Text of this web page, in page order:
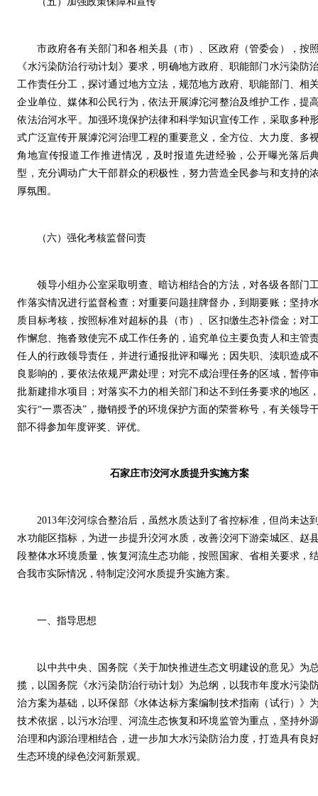
市政府各有关部门和各相关县（市）、区政府（管委会），按
《水污染防治行动计划》要求，明确地方政府、职能部门水污染防
工作责任分工，探讨通过地方立法，规范地方政府、职能部门、相
企业单位、媒体和公民行为，依法开展滹沱河整治及维护工作，提
依法治河水平。加强环境保护法律和科学知识宣传工作，采取多种
式广泛宣传开展滹沱河治理工程的重要意义，全方位、大力度、多
角地宣传报道工作推进情况，及时报道先进经验，公开曝光落后
型，充分调动广大干部群众的积极性，努力营造全民参与和支持的
厚氛围。
（六）强化考核监督问责
领导小组办公室采取明查、暗访相结合的方法，对各级各部门
作落实情况进行监督检查；对重要问题挂牌督办，到期要账；坚持
质目标考核，按照标准对超标的县（市）、区扣缴生态补偿金；对
作懈怠、拖沓致使完不成工作任务的，追究单位主要负责人和主管
任人的行政领导责任，并进行通报批评和曝光；因失职、渎职造成
良影响的，要依法依规严肃处理；对完不成治理任务的区域，暂停
批新建排水项目；对落实不力的相关部门和达不到任务要求的地区
实行“一票否决”，撤销授予的环境保护方面的荣誉称号，有关领导
部不得参加年度评奖、评优。
石家庄市洨河水质提升实施方案
2013年洨河综合整治后，虽然水质达到了省控标准，但尚未达
水功能区指标，为进一步提升洨河水质，改善洨河下游栾城区、赵
段整体水环境质量，恢复河流生态功能，按照国家、省相关要求，
合我市实际情况，特制定洨河水质提升实施方案。
一、指导思想
以中共中央、国务院《关于加快推进生态文明建设的意见》为
揽，以国务院《水污染防治行动计划》为总纲，以我市年度水污染
治方案为基础，以环保部《水体达标方案编制技术指南（试行）》
技术依据，以污水治理、河流生态恢复和环境监管为重点，坚持外
治理和内源治理相结合，进一步加大水污染防治力度，打造具有良
生态环境的绿色洨河新景观。